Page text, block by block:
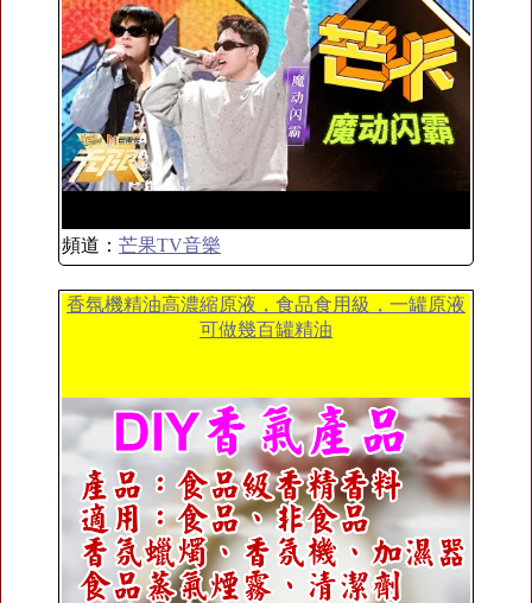
頻道： 芒果TV音樂
香氛機精油高濃縮原液，食品食用級，一罐原液
可做幾百罐精油